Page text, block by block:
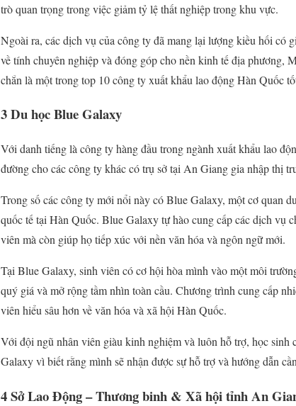
trò quan trọng trong việc giảm tỷ lệ thất nghiệp trong khu vực.
Ngoài ra, các dịch vụ của công ty đã mang lại lượng kiều hối
về tính chuyên nghiệp và đóng góp cho nền kinh tế địa
chắn là một trong top 10 công ty xuất khẩu lao động Hàn Quốc
3Du học Blue Galaxy
Với danh tiếng là công ty hàng đầu trong ngành xuất khẩu lao
đường cho các công ty khác có trụ sở tại An Giang gia nhập thị
Trong số các công ty mới nổi này có Blue Galaxy, một cơ quan
quốc tế tại Hàn Quốc. Blue Galaxy tự hào cung cấp các dịch vụ
viên mà còn giúp họ tiếp xúc với nền văn hóa và ngôn ngữ mới.
Tại Blue Galaxy, sinh viên có cơ hội hòa mình vào một môi
quý giá và mở rộng tầm nhìn toàn cầu. Chương trình cung cấp
viên hiểu sâu hơn về văn hóa và xã hội Hàn Quốc.
Với đội ngũ nhân viên giàu kinh nghiệm và luôn hỗ trợ, học
Galaxy vì biết rằng mình sẽ nhận được sự hỗ trợ và hướng dẫn
4Sở Lao Động – Thương binh & Xã hội tỉnh An